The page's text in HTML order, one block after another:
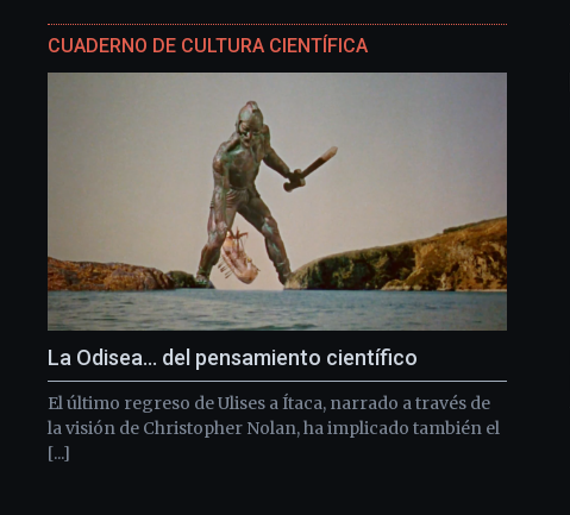
CUADERNO DE CULTURA CIENTÍFICA
La Odisea… del pensamiento científico
El último regreso de Ulises a Ítaca, narrado a través de
la visión de Christopher Nolan, ha implicado también el
[...]